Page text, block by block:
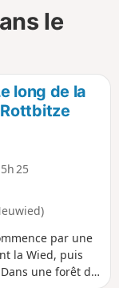
le
long de la
5h 25
par une
la Wied, puis
une forêt de